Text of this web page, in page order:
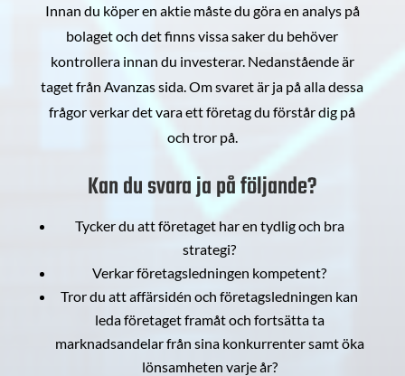
Innan du köper en aktie måste du göra en analys på
bolaget och det finns vissa saker du behöver
kontrollera innan du investerar. Nedanstående är
taget från Avanzas sida. Om svaret är ja på alla dessa
frågor verkar det vara ett företag du förstår dig på
och tror på.
Kan du svara ja på följande?
Tycker du att företaget har en tydlig och bra
strategi?
Verkar företagsledningen kompetent?
Tror du att affärsidén och företagsledningen kan
leda företaget framåt och fortsätta ta
marknadsandelar från sina konkurrenter samt öka
lönsamheten varje år?